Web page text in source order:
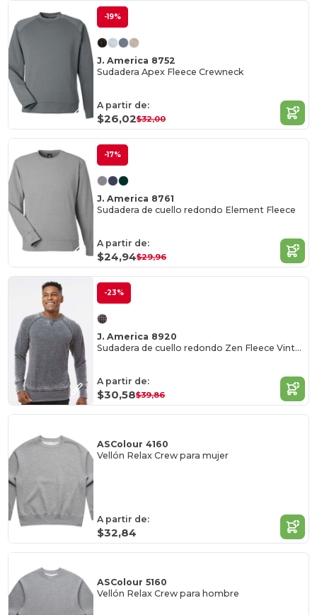
-19%
J. America 8752
Sudadera Apex Fleece Crewneck
A partir de:
$26,02$32,00
-17%
J. America 8761
Sudadera de cuello redondo Element Fleece
A partir de:
$24,94$29,96
-23%
J. America 8920
Sudadera de cuello redondo Zen Fleece Vintage
A partir de:
$30,58$39,86
ASColour 4160
Vellón Relax Crew para mujer
A partir de:
$32,84
ASColour 5160
Vellón Relax Crew para hombre